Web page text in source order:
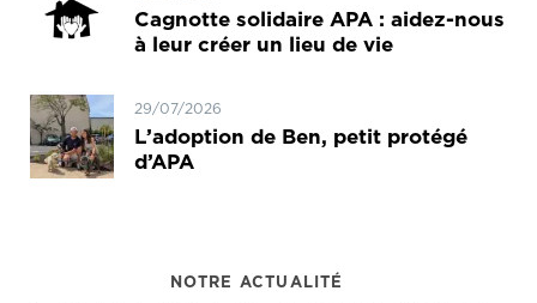
Cagnotte solidaire APA : aidez-nous
à leur créer un lieu de vie
29/07/2026
L’adoption de Ben, petit protégé
d’APA
NOTRE ACTUALITÉ